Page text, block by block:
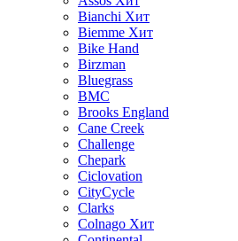
Bianchi Хит
Biemme Хит
Bike Hand
Birzman
Bluegrass
BMC
Brooks England
Cane Creek
Challenge
Chepark
Ciclovation
CityCycle
Clarks
Colnago Хит